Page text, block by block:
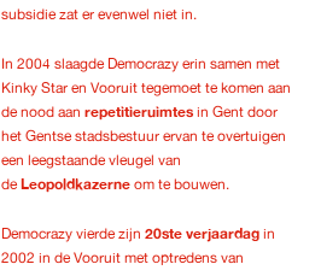
subsidie zat er evenwel niet in.
In 2004 slaagde Democrazy erin samen met
Kinky Star en Vooruit tegemoet te komen aan
de nood aanrepetitieruimtes in Gent door
het Gentse stadsbestuur ervan te overtuigen
een leegstaande vleugel van
deLeopoldkazerne om te bouwen.
Democrazy vierde zijn20ste verjaardagin
2002 in de Vooruit met optredens van